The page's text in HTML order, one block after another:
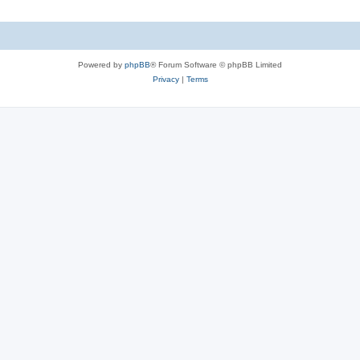
Powered by phpBB® Forum Software © phpBB Limited
Privacy| Terms